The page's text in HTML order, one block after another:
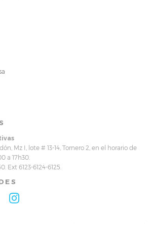
Mz I, lote # 13-14, Tornero 2, en el horario de
a 17h30.
Ext 6123-6124-6125.